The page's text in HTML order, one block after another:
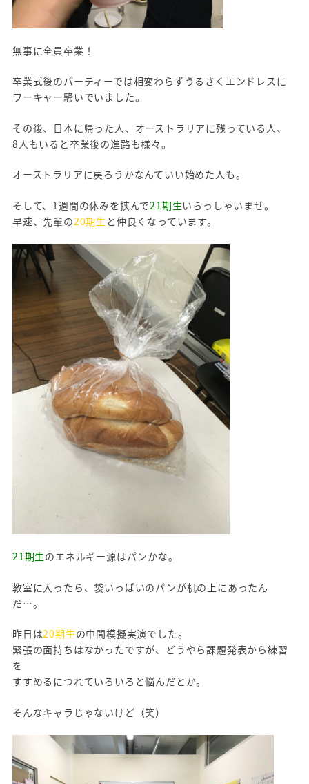
無事に全員卒業！
卒業式後のパーティーでは相変わらずうるさくエンドレスに
ワーキャー騒いでいました。
その後、日本に帰った人、オーストラリアに残っている人、
8人もいると卒業後の進路も様々。
オーストラリアに戻ろうかなんていい始めた人も。
そして、1週間の休みを挟んで21期生いらっしゃいませ。
早速、先輩の20期生 と仲良くなっています。
21期生のエネルギー源はパンかな。
教室に入ったら、袋いっぱいのパンが机の上にあったん
だ…。
昨日は20期生の中間模擬実演でした。
緊張の面持ちはなかったですが、どうやら課題発表から練習
を
すすめるにつれていろいろと悩んだとか。
そんなキャラじゃないけど（笑）